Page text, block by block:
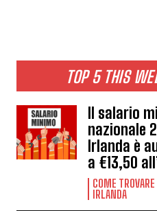
TOP 5 THIS
Il salario
nazionale
Irlanda è
a €13,50
COME
IRLANDA